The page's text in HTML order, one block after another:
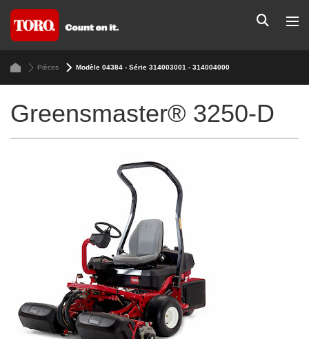
Pièces Modèle 04384 - Série 314003001 - 314004000
Greensmaster® 3250-D